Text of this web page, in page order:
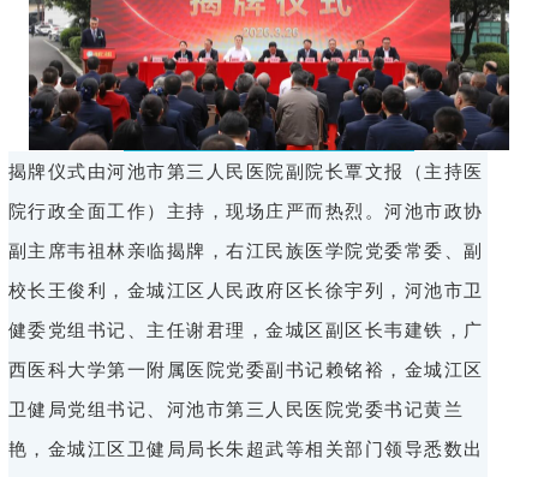
揭牌仪式由河池市第三人民医院副院长覃文报（主持医
院行政全面工作）主持，现场庄严而热烈。河池市政协
副主席韦祖林亲临揭牌，右江民族医学院党委常委、副
校长王俊利，金城江区人民政府区长徐宇列，河池市卫
健委党组书记、主任谢君理，金城区副区长韦建铁，广
西医科大学第一附属医院党委副书记赖铭裕，金城江区
卫健局党组书记、河池市第三人民医院党委书记黄兰
艳，金城江区卫健局局长朱超武等相关部门领导悉数出